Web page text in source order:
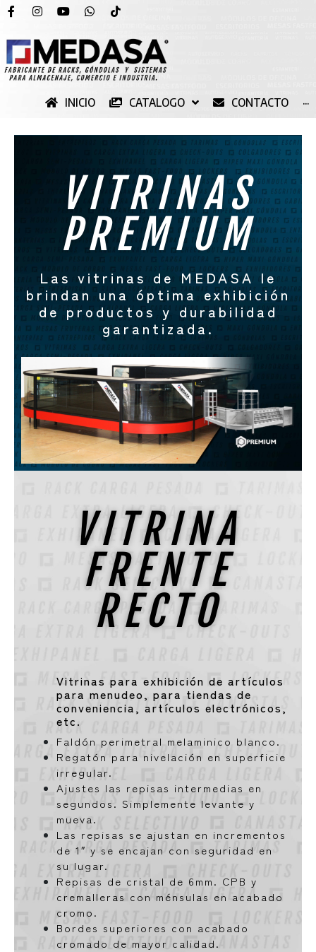
INICIO CATALOGO CONTACTO ···
VITRINAS
PREMIUM
Las vitrinas de MEDASA le
brindan una óptima exhibición
de productos y durabilidad
garantizada.
VITRINA
FRENTE
RECTO
Vitrinas para exhibición de artículos
para menudeo, para tiendas de
conveniencia, artículos electrónicos,
etc.
Faldón perimetral melaminico blanco.
Regatón para nivelación en superficie
irregular.
Ajustes las repisas intermedias en
segundos. Simplemente levante y
mueva.
Las repisas se ajustan en incrementos
de 1″ y se encajan con seguridad en
su lugar.
Repisas de cristal de 6mm. CPB y
cremalleras con ménsulas en acabado
cromo.
Bordes superiores con acabado
cromado de mayor calidad.